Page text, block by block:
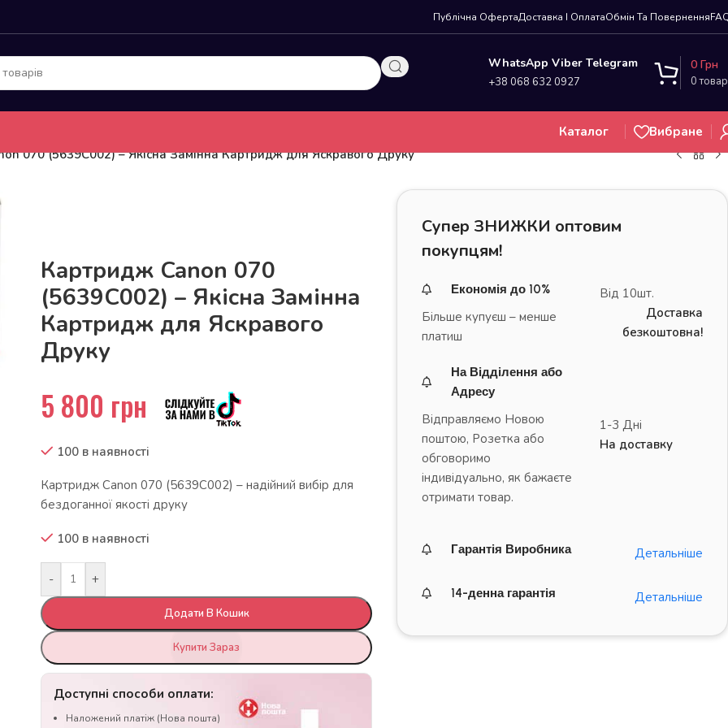
Публічна ОфертаДоставка І ОплатаОбмін Та Повернення
WhatsApp Viber Telegram
+38 068 632 0927 0
0 Грн
Каталог
Вибране
070 (5639C002) – Якісна Замінна Картридж для Яскравого Друку
Картридж Canon 070
(5639C002) – Якісна Замінна
Картридж для Яскравого
Друку
5 800 грн
100 в наявності
Картридж Canon 070 (5639C002) – надійний вибір для
бездоганної якості друку
100 в наявності
- +
Додати В Кошик
Купити Зараз
Доступні способи оплати:
Наложений платіж (Нова пошта)
Супер ЗНИЖКИ оптовим
покупцям!
Економія до 10%
Більше купуєш – менше
платиш
Від 10шт.
Доставка
безкоштовна!
На Відділення або
Адресу
Відправляємо Новою
поштою, Розетка або
обговоримо
індивідуально, як бажаєте
отримати товар.
1-3 Дні
На доставку
Гарантія Виробника Детальніше
14-денна гарантія Детальніше